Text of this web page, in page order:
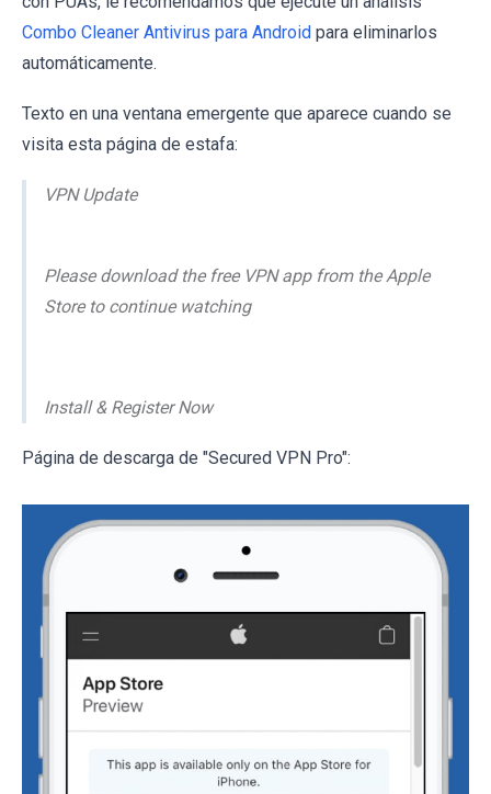
Combo Cleaner Antivirus para Android para eliminarlos
automáticamente.
Texto en una ventana emergente que aparece cuando se
visita esta página de estafa:
VPN Update
Please download the free VPN app from the Apple
Store to continue watching
Install & Register Now
Página de descarga de "Secured VPN Pro":